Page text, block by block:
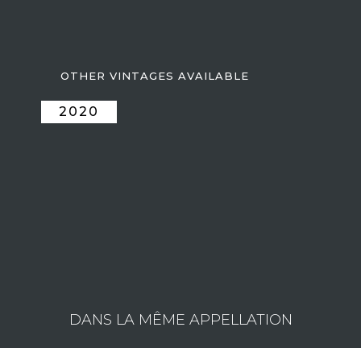
OTHER VINTAGES AVAILABLE
2020
DANS LA MÊME APPELLATION